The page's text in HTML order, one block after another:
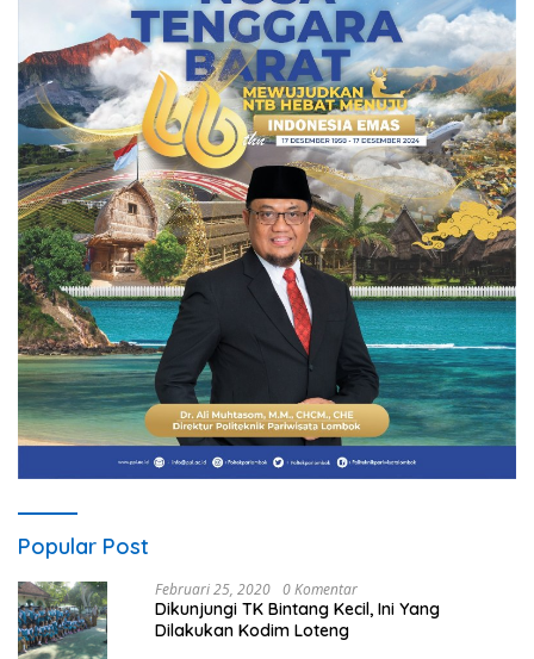
Popular Post
Februari 25, 2020 0 Komentar
Dikunjungi TK Bintang Kecil, Ini Yang
Dilakukan Kodim Loteng